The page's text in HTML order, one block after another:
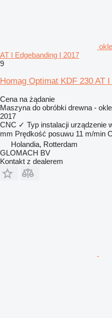
AT I Edgebanding I 2017
9
Homag Optimat KDF 230 AT
Cena na żądanie
Maszyna do obróbki drewna -
2017
CNC ✓ Typ instalacji urządzenie
mm Prędkość posuwu 11 m/min
Holandia, Rotterdam
GLOMACH BV
Kontakt z dealerem